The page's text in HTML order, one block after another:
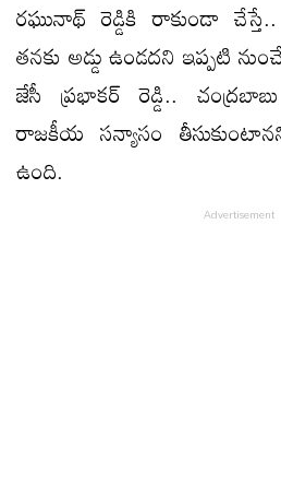
రఘునాథ్‌ రెడ్డికి రాకుండా
తనకు అడ్డు ఉండదని ఇప్పటి
జేసీ ప్రభాకర్‌ రెడ్డి..
రాజకీయ సన్యాసం
ఉంది.